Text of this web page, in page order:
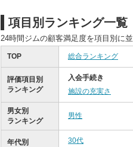
項目別ランキング一覧
24時間ジムの顧客満足度を項目別に
TOP 総合ランキング
評価項目別
ランキング
入会手続き
施設の充実さ
男女別
ランキング
男性
年代別
30代